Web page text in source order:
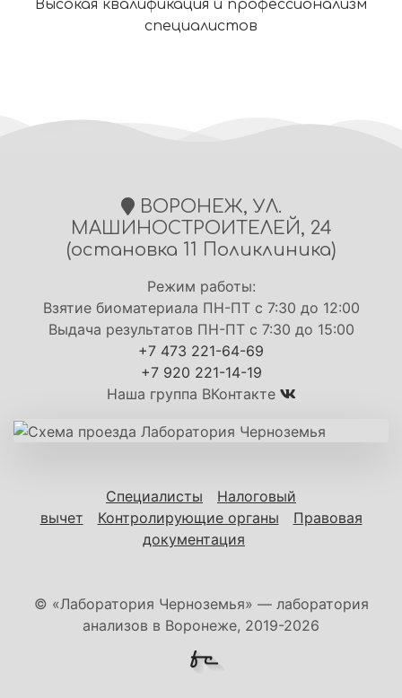
Высокая квалификация и профессионализм
специалистов
ВОРОНЕЖ, УЛ.
МАШИНОСТРОИТЕЛЕЙ, 24
(остановка 11 Поликлиника)
Режим работы:
Взятие биоматериала ПН-ПТ с 7:30 до 12:00
Выдача результатов ПН-ПТ с 7:30 до 15:00
+7 473 221-64-69
+7 920 221-14-19
Наша группа ВКонтакте
Специалисты
Налоговый
вычет
Контролирующие органы
Правовая
документация
© «Лаборатория Черноземья» — лаборатория
анализов в Воронеже, 2019-2026